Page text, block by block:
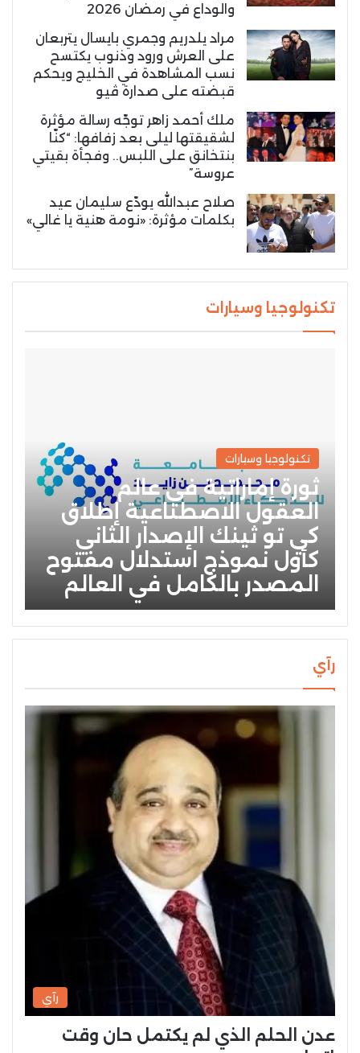
والوداع في رمضان 2026
مراد يلدريم وجمري بايسال يتربعان
على العرش ورود وذنوب يكتسح
نسب المشاهدة في الخليج ويحكم
قبضته على صدارة ڤيو
ملك أحمد زاهر توجّه رسالة مؤثرة
لشقيقتها ليلى بعد زفافها: “كنّا
بنتخانق على اللبس.. وفجأة بقيتي
عروسة”
صلاح عبدالله يودّع سليمان عيد
بكلمات مؤثرة: «نومة هنية يا غالي»
تكنولوجيا وسيارات
تكنولوجيا وسيارات
ثورة إماراتية في عالم
العقول الاصطناعية إطلاق
كي تو ثينك الإصدار الثاني
كأول نموذج استدلال مفتوح
المصدر بالكامل في العالم
رآي
رآي
عدن الحلم الذي لم يكتمل حان وقت